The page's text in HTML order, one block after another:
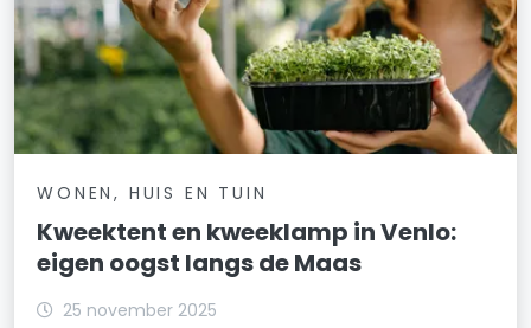
WONEN, HUIS EN TUIN
Kweektent en kweeklamp in Venlo:
eigen oogst langs de Maas
25 november 2025